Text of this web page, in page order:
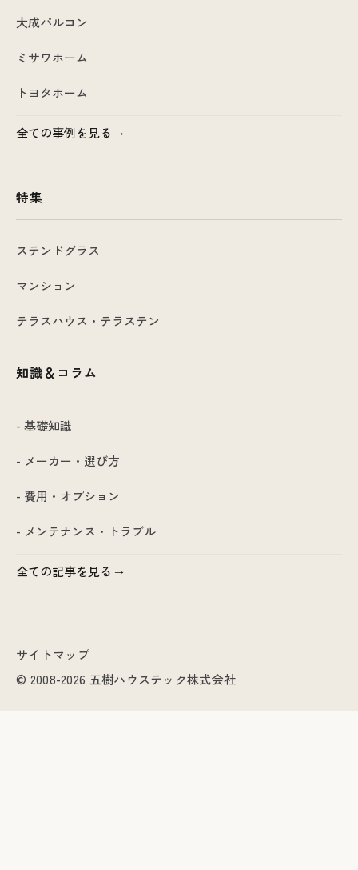
大成パルコン
ミサワホーム
トヨタホーム
全ての事例を見る
特集
ステンドグラス
マンション
テラスハウス・テラステン
知識＆コラム
- 基礎知識
- メーカー・選び方
- 費用・オプション
- メンテナンス・トラブル
全ての記事を見る
© 2008-2026 五樹ハウステック株式会社
サイトマップ